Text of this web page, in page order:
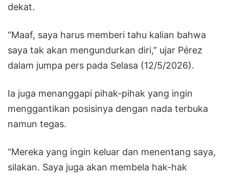
dekat.
“Maaf, saya harus memberi tahu kalian bahwa
saya tak akan mengundurkan diri,” ujar Pérez
dalam jumpa pers pada Selasa (12/5/2026).
Ia juga menanggapi pihak-pihak yang ingin
menggantikan posisinya dengan nada terbuka
namun tegas.
“Mereka yang ingin keluar dan menentang saya,
silakan. Saya juga akan membela hak-hak